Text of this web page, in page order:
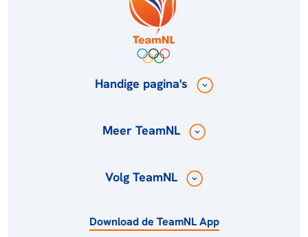
Handige pagina's
Meer TeamNL
Volg TeamNL
Download de TeamNL App